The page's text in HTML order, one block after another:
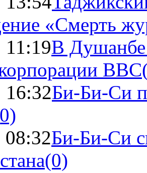
«Смерть
11:19В Душанбе
BBC
16:32Би-Би-Си
08:32Би-Би-Си
(0)